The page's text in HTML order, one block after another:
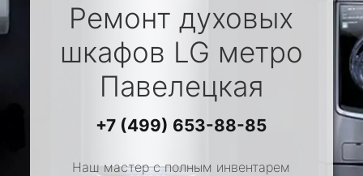
Ремонт духовых
шкафов LG метро
Павелецкая
+7 (499) 653-88-85
Наш мастер с полным инвентарем